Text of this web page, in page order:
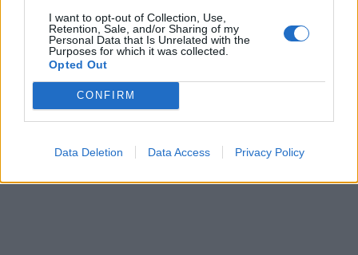
I want to opt-out of Collection, Use,
Retention, Sale, and/or Sharing of my
Personal Data that Is Unrelated with the
Purposes for which it was collected.
Opted Out
CONFIRM
Data Deletion Data Access Privacy Policy
kalnelį vystymą.
Tuometinė vizija buvo gerokai ambicingesnė nei
dabartinė. Ir, reikia pripažinti, agresyvesnė. Buvo
kalbama apie pakeliamą tiltą, intensyvesnį automobilių
eismą, platesnę važiuojamąją dalį. Kai kurie gyventojai
istorinei miesto daliai.